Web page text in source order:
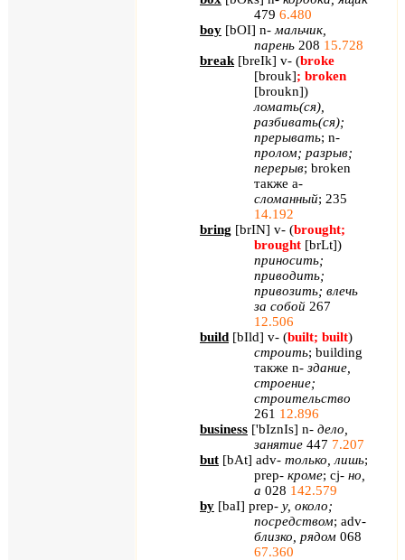
479 6.480
boy [bOI] n- мальчик,
парень 208 15.728
break [breIk] v- (broke
[brouk]; broken
[broukn])
ломать(ся),
разбивать(ся);
прерывать; n-
пролом; разрыв;
перерыв; broken
также a-
сломанный; 235
14.192
bring [brIN] v- (brought;
brought [brLt])
приносить;
приводить;
привозить; влечь
за собой 267
12.506
build [bIld] v- (built; built)
строить; building
также n- здание,
строение;
строительство
261 12.896
business ['bIznIs] n- дело,
занятие 447 7.207
but [bAt] adv- только, лишь;
prep- кроме; cj- но,
а 028 142.579
by [baI] prep- у, около;
посредством; adv-
близко, рядом 068
67.360